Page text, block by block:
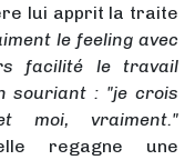
lui apprit la traite
le feeling avec
facilité le travail
souriant : "je crois
moi, vraiment."
regagne une